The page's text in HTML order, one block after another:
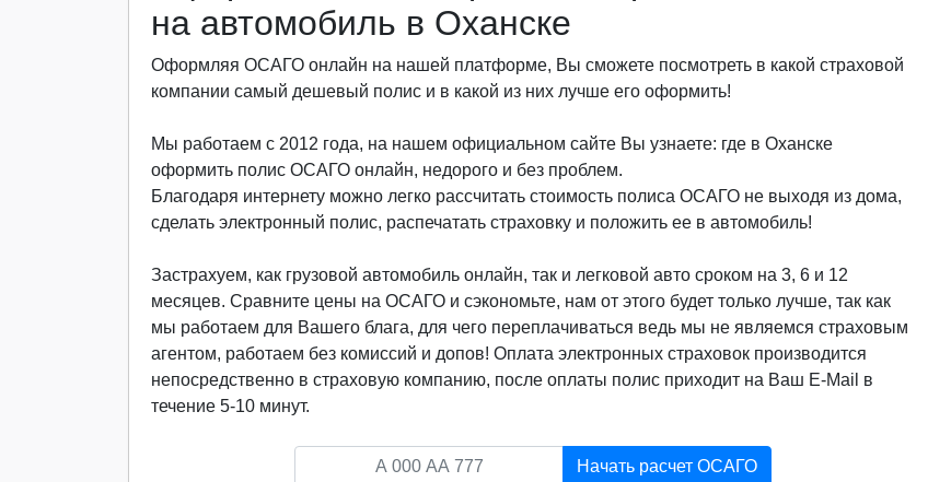
на автомобиль в Оханске
Оформляя ОСАГО онлайн на нашей платформе, Вы сможете посмотреть в какой страховой
компании самый дешевый полис и в какой из них лучше его оформить!
Мы работаем с 2012 года, на нашем официальном сайте Вы узнаете: где в Оханске
оформить полис ОСАГО онлайн, недорого и без проблем.
Благодаря интернету можно легко рассчитать стоимость полиса ОСАГО не выходя из дома,
сделать электронный полис, распечатать страховку и положить ее в автомобиль!
Застрахуем, как грузовой автомобиль онлайн, так и легковой авто сроком на 3, 6 и 12
месяцев. Сравните цены на ОСАГО и сэкономьте, нам от этого будет только лучше, так как
мы работаем для Вашего блага, для чего переплачиваться ведь мы не являемся страховым
агентом, работаем без комиссий и допов! Оплата электронных страховок производится
непосредственно в страховую компанию, после оплаты полис приходит на Ваш E-Mail в
течение 5-10 минут.
Начать расчет ОСАГО